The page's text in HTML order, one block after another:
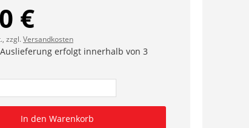
€
zzgl.Versandkosten
erfolgt innerhalb von 3
In den Warenkorb